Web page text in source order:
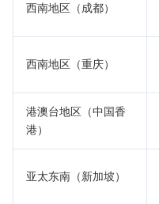
NAT 网关
对等连接
网络流日志
Anycast 公网加速
共享带宽包
视频内容安全
账号风控平台
风险识别 RCE
游戏安全
主机安全
容器安全服务
云安全中心
漏洞扫描服务
防火墙管理
安全凭证服务
域名注册
SSL 证书
私有域解析 Private DNS
移动解析 HTTPDNS
DNSPod
企业应用
腾讯微卡
办公协同
腾讯电子签
腾讯会议
腾讯乐享
大数据
弹性 MapReduce
Elasticsearch Service
AI 基础产品
人脸识别
AI 应用产品
西南地区（成都）
西南地区（重庆）
港澳台地区（中国香
港）
亚太东南（新加坡）